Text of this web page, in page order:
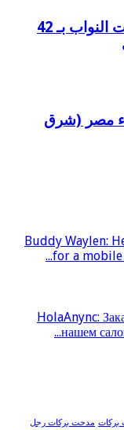
مدحت بركات ينافس في انتخابات النواب بـ 42
مصر (شرق
Buddy Waylen:
for a mobile
HolaAnync:
нашем
بركات مدحت بركات رجل